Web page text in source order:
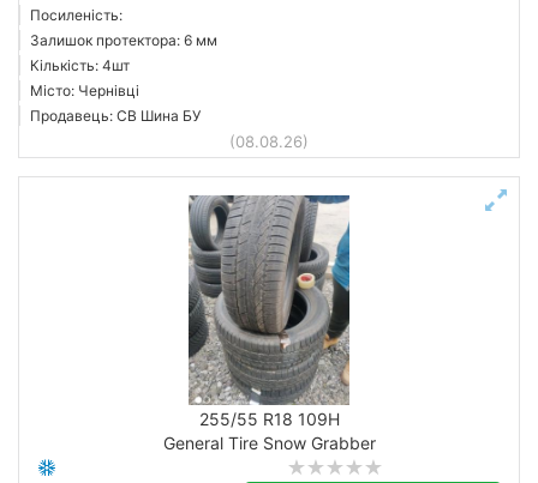
Посиленість:
Залишок протектора: 6 мм
Кількість: 4шт
Місто: Чернівці
Продавець: СВ Шина БУ
(08.08.26)
255/55 R18 109H
General Tire Snow Grabber